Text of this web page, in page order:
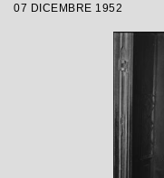
07 DICEMBRE 1952